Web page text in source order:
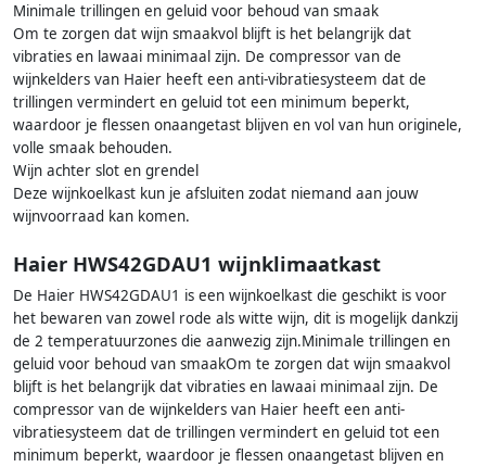
Minimale trillingen en geluid voor behoud van smaak
Om te zorgen dat wijn smaakvol blijft is het belangrijk dat
vibraties en lawaai minimaal zijn. De compressor van de
wijnkelders van Haier heeft een anti-vibratiesysteem dat de
trillingen vermindert en geluid tot een minimum beperkt,
waardoor je flessen onaangetast blijven en vol van hun originele,
volle smaak behouden.
Wijn achter slot en grendel
Deze wijnkoelkast kun je afsluiten zodat niemand aan jouw
wijnvoorraad kan komen.
Haier HWS42GDAU1 wijnklimaatkast
De Haier HWS42GDAU1 is een wijnkoelkast die geschikt is voor
het bewaren van zowel rode als witte wijn, dit is mogelijk dankzij
de 2 temperatuurzones die aanwezig zijn.Minimale trillingen en
geluid voor behoud van smaakOm te zorgen dat wijn smaakvol
blijft is het belangrijk dat vibraties en lawaai minimaal zijn. De
compressor van de wijnkelders van Haier heeft een anti-
vibratiesysteem dat de trillingen vermindert en geluid tot een
minimum beperkt, waardoor je flessen onaangetast blijven en